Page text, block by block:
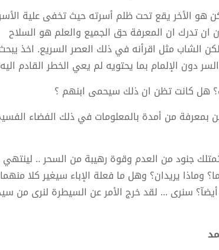
هو الأخر يقع تحت ظلم أسرته حيث تخفى علية
تدرك ان المعرفة حق الجميع والعلم هو السلاح
الشاب مثل اقرأنه في ذلك العصر السريع. اخذ
الإلمام بما يحتويه لم يعي الخطر القادم
هل كانت تظن ان ذلك سيحمى ابنهم ؟
من أمدة بالمعلومات في ذلك الفضاء
جنود من العدم وقوة رهيبة من السحر .. لينتهي
وماذا يريدان؟ وهل ما فعلة الإباء سيغير كلا
سنرى ... لقد خرج الأمر عن السيطرة لنرى من